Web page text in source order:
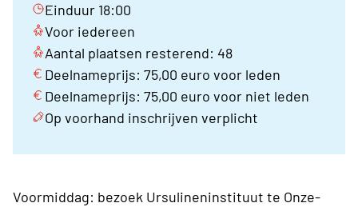
Einduur 18:00
Voor iedereen
Aantal plaatsen resterend: 48
Deelnameprijs: 75,00 euro voor leden
Deelnameprijs: 75,00 euro voor niet leden
Op voorhand inschrijven verplicht
Voormiddag: bezoek Ursulineninstituut te Onze-